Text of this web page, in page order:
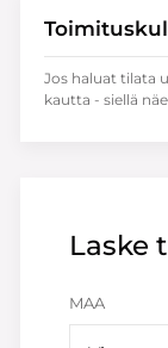
Laske
MAA
Jos haluat tilata
kautta - siellä